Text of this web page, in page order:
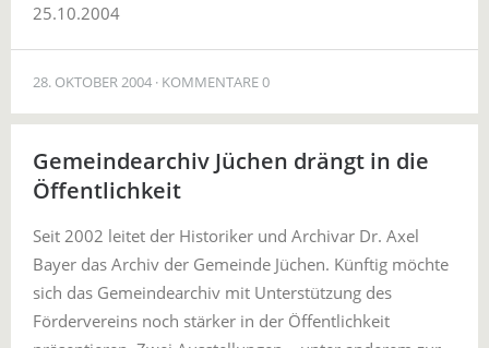
25.10.2004
28. OKTOBER 2004 KOMMENTARE 0
Gemeindearchiv Jüchen drängt in die
Öffentlichkeit
Seit 2002 leitet der Historiker und Archivar Dr. Axel
Bayer das Archiv der Gemeinde Jüchen. Künftig möchte
sich das Gemeindearchiv mit Unterstützung des
Fördervereins noch stärker in der Öffentlichkeit